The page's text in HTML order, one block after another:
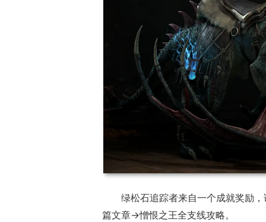
绿松石追踪者来自一个成就奖励
篇文章→憎恨之王全支线攻略。